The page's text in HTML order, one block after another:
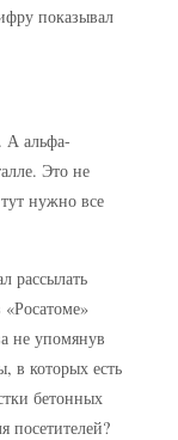
показывал
А альфа-
Это не
нужно все
рассылать
не упомянув
в которых есть
бетонных
посетителей?